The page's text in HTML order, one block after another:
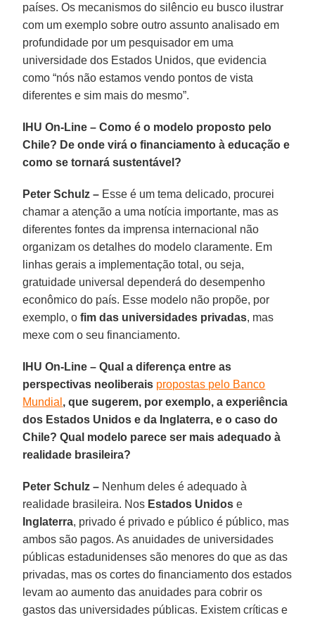
países. Os mecanismos do silêncio eu busco ilustrar
com um exemplo sobre outro assunto analisado em
profundidade por um pesquisador em uma
universidade dos Estados Unidos, que evidencia
como “nós não estamos vendo pontos de vista
diferentes e sim mais do mesmo”.
IHU On-Line – Como é o modelo proposto pelo
Chile? De onde virá o financiamento à educação e
como se tornará sustentável?
Peter Schulz – Esse é um tema delicado, procurei
chamar a atenção a uma notícia importante, mas as
diferentes fontes da imprensa internacional não
organizam os detalhes do modelo claramente. Em
linhas gerais a implementação total, ou seja,
gratuidade universal dependerá do desempenho
econômico do país. Esse modelo não propõe, por
exemplo, ofim das universidades privadas, mas
mexe com o seu financiamento.
IHU On-Line – Qual a diferença entre as
perspectivas neoliberais propostas pelo Banco
Mundial , que sugerem, por exemplo, a experiência
dos Estados Unidos e da Inglaterra, e o caso do
Chile? Qual modelo parece ser mais adequado à
realidade brasileira?
Peter Schulz – Nenhum deles é adequado à
realidade brasileira. Nos Estados Unidos e
Inglaterra, privado é privado e público é público, mas
ambos são pagos. As anuidades de universidades
públicas estadunidenses são menores do que as das
privadas, mas os cortes do financiamento dos estados
levam ao aumento das anuidades para cobrir os
gastos das universidades públicas. Existem críticas e